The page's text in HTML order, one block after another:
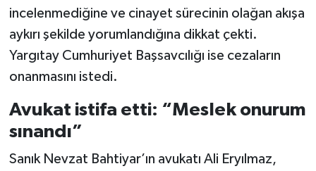
incelenmediğine ve cinayet sürecinin olağan akışa
aykırı şekilde yorumlandığına dikkat çekti.
Yargıtay Cumhuriyet Başsavcılığı ise cezaların
onanmasını istedi.
Avukat istifa etti: “Meslek onurum
sınandı”
Sanık Nevzat Bahtiyar’ın avukatı Ali Eryılmaz,